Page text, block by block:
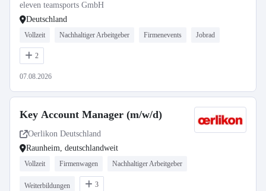
eleven teamsports GmbH
Deutschland
Vollzeit Nachhaltiger Arbeitgeber Firmenevents Jobrad
2
07.08.2026
Key Account Manager (m/w/d)
Oerlikon Deutschland
Raunheim, deutschlandweit
Vollzeit Firmenwagen Nachhaltiger Arbeitgeber
Weiterbildungen 3